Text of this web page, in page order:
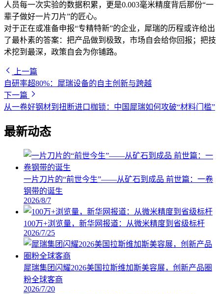
人员每一次实验的数据积累，更是0.003毫米精度背后那份“一
辈子做好一片刀片”的匠心。
对于正在或准备申报“专精特新”的企业，犀瑞的历程或许给出
了最朴素的答案：把产品做到极致，市场自会给你回报；把技
术挖到最深，政策自会为你铺路。
上一篇
自研率超80%：犀瑞设备的自主创新与跨越
下一篇
从一卷好钢材到扭断进口枷锁：中国犀瑞如何攻破“材料门槛”
最新动态
一片刀片的“前世今生”——从矿石到成品 前世篇：一卷
钢带的诞生
2026/8/7
100万+浏览量，新华网报道：从微米精度到省级标杆
2026/7/25
犀瑞集团闪耀2026美国拉斯维加斯美容展，创新产品圈
粉全球客商
2026/7/20